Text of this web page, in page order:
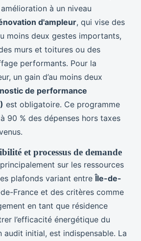
à un niveau
d'ampleur, qui vise des
moins deux gestes importants,
murs et toitures ou des
performants. Pour la
un gain d’au moins deux
de performance
est obligatoire. Ce programme
90 % des dépenses hors taxes
et processus de demande
sur les ressources
plafonds variant entreÎle-de-
France et des critères comme
en tant que résidence
l’efficacité énergétique du
audit initial, est indispensable. La